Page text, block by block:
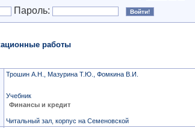
Пароль:
работы
Трошин А.Н., Мазурина Т.Ю., Фомкина В.И.
Учебник
Финансы и кредит
Читальный зал, корпус на Семеновской